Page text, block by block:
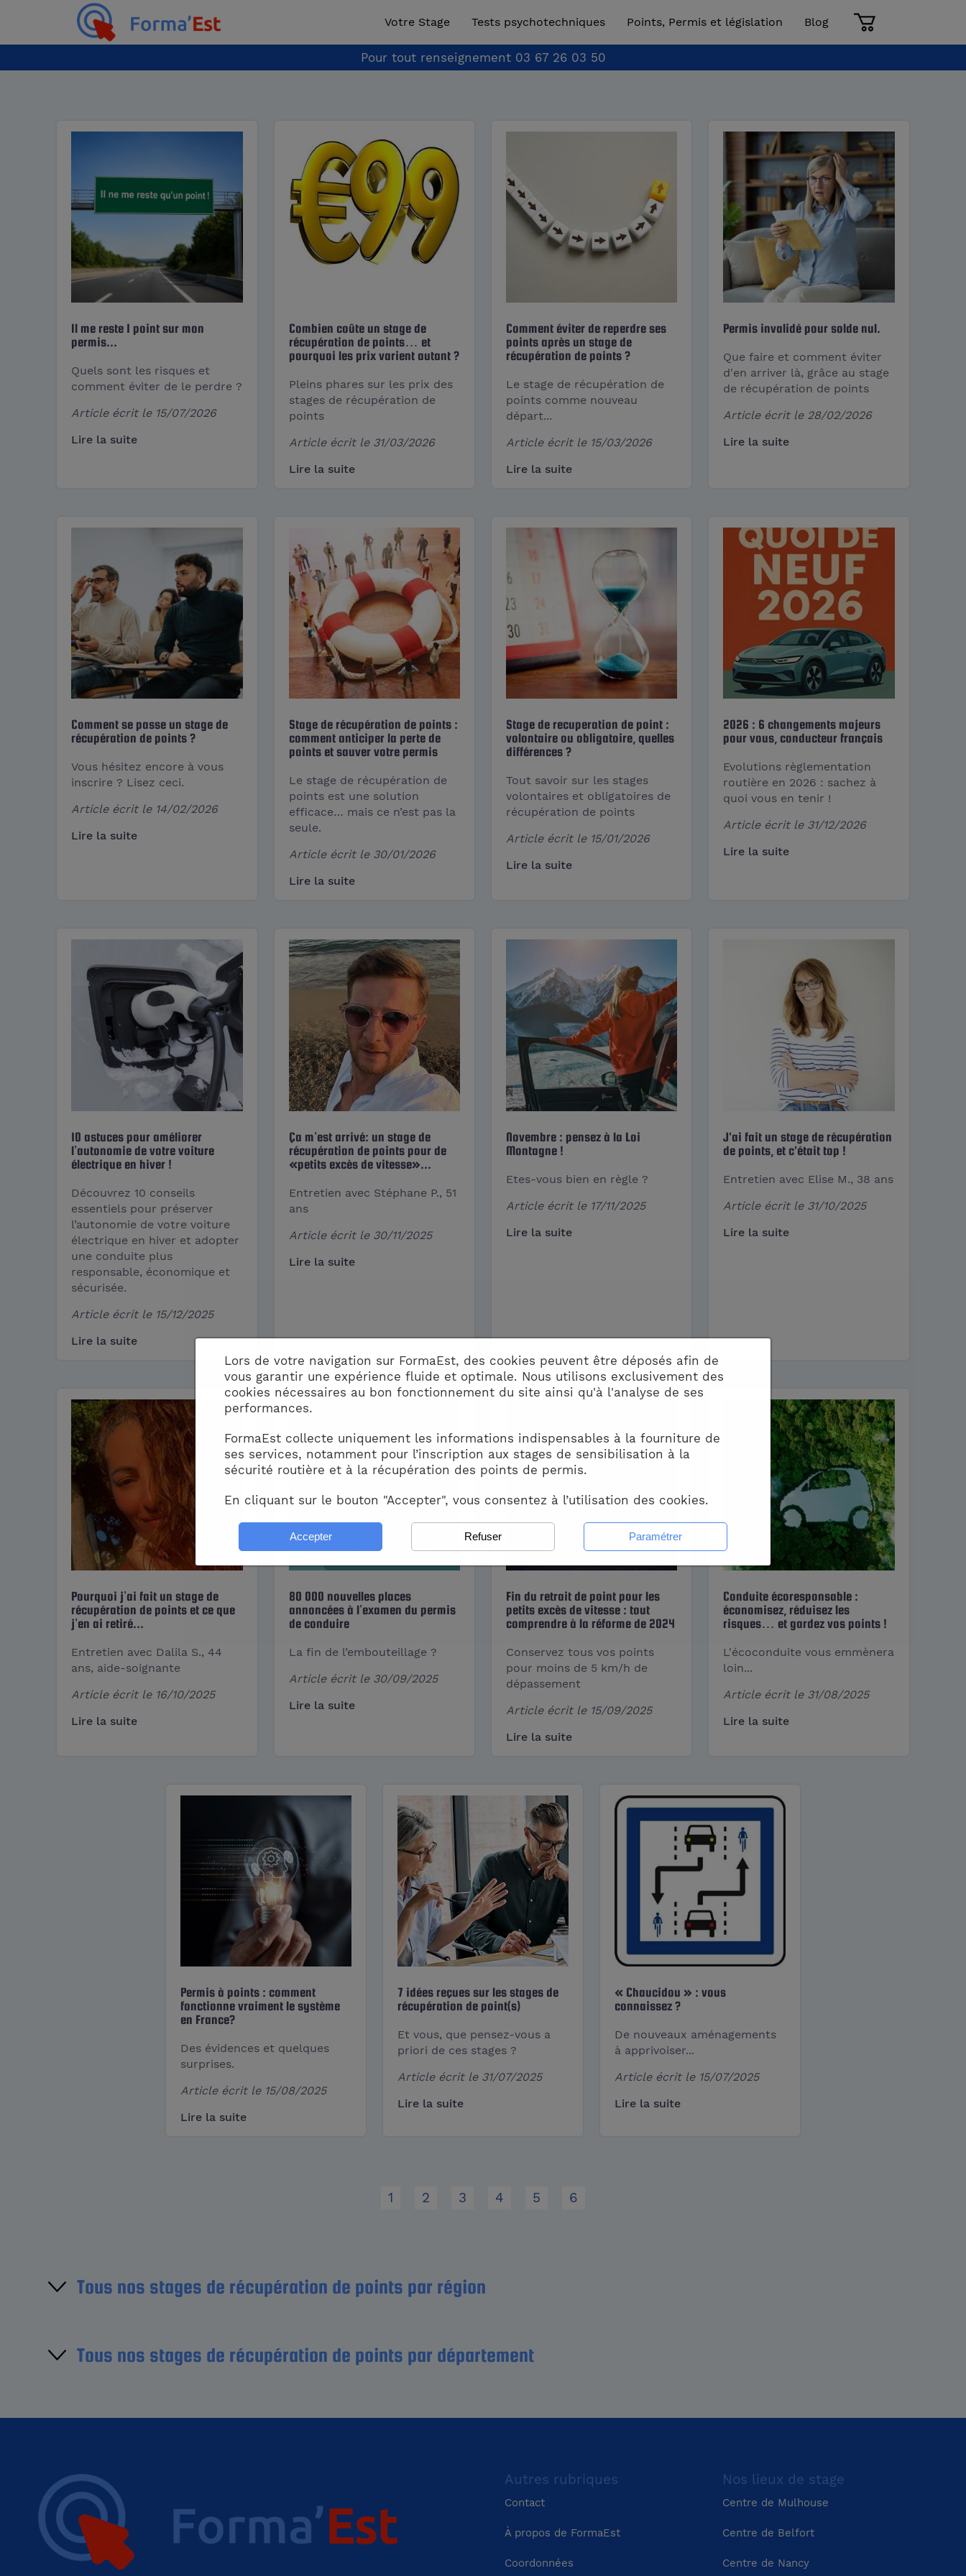
Votre Stage Tests psychotechniques Points, Permis et législation Blog
Pour tout renseignement 03 67 26 03 50
Il me reste 1 point sur mon
permis...
Quels sont les risques et
comment éviter de le perdre ?
Article écrit le 15/07/2026
Lire la suite
Combien coûte un stage de
récupération de points… et
pourquoi les prix varient autant ?
Pleins phares sur les prix des
stages de récupération de
points
Article écrit le 31/03/2026
Lire la suite
Comment éviter de reperdre ses
points après un stage de
récupération​ de points ?
Le stage de récupération de
points comme nouveau
départ...
Article écrit le 15/03/2026
Lire la suite
Permis invalidé pour solde nul.
Que faire et comment éviter
d'en arriver là, grâce au stage
de récupération de points
Article écrit le 28/02/2026
Lire la suite
Comment se passe un stage de
récupération de points ?
Vous hésitez encore à vous
inscrire ? Lisez ceci.
Article écrit le 14/02/2026
Lire la suite
Stage de récupération de points :
comment anticiper la perte de
points et sauver votre permis
Le stage de récupération de
points est une solution
efficace… mais ce n’est pas la
seule.
Article écrit le 30/01/2026
Lire la suite
Stage de recuperation de point :
volontaire ou obligatoire, quelles
différences ?
Tout savoir sur les stages
volontaires et obligatoires de
récupération de points
Article écrit le 15/01/2026
Lire la suite
2026 : 6 changements majeurs
pour vous, conducteur français
Evolutions règlementation
routière en 2026 : sachez à
quoi vous en tenir !
Article écrit le 31/12/2026
Lire la suite
10 astuces pour améliorer
l’autonomie de votre voiture
électrique en hiver !
Découvrez 10 conseils
essentiels pour préserver
l’autonomie de votre voiture
électrique en hiver et adopter
une conduite plus
responsable, économique et
sécurisée.
Article écrit le 15/12/2025
Lire la suite
Ça m’est arrivé: un stage de
récupération de points pour de
«petits excès de vitesse»...
Entretien avec Stéphane P., 51
ans
Article écrit le 30/11/2025
Lire la suite
Novembre : pensez à la Loi
Montagne !
Etes-vous bien en règle ?
Article écrit le 17/11/2025
Lire la suite
J'ai fait un stage de récupération
de points, et c'était top !
Entretien avec Elise M., 38 ans
Article écrit le 31/10/2025
Lire la suite
Pourquoi j’ai fait un stage de
récupération de points et ce que
j’en ai retiré...
Entretien avec Dalila S., 44
ans, aide-soignante
Article écrit le 16/10/2025
Lire la suite
80 000 nouvelles places
annoncées à l’examen du permis
de conduire
La fin de l’embouteillage ?
Article écrit le 30/09/2025
Lire la suite
Fin du retrait de point pour les
petits excès de vitesse : tout
comprendre à la réforme de 2024
Conservez tous vos points
pour moins de 5 km/h de
dépassement
Article écrit le 15/09/2025
Lire la suite
Conduite écoresponsable :
économisez, réduisez les
risques… et gardez vos points !
L'écoconduite vous emmènera
loin...
Article écrit le 31/08/2025
Lire la suite
Permis à points : comment
fonctionne vraiment le système
en France?
Des évidences et quelques
surprises.
Article écrit le 15/08/2025
Lire la suite
7 idées reçues sur les stages de
récupération de point(s)
Et vous, que pensez-vous a
priori de ces stages ?
Article écrit le 31/07/2025
Lire la suite
« Chaucidou » : vous
connaissez ?
De nouveaux aménagements
à apprivoiser...
Article écrit le 15/07/2025
Lire la suite
1 2 3 4 5 6
Tous nos stages de récupération de points par région
Région Corse
Tous nos stages de récupération de points par département
Creuse (23) Dordogne (24) Doubs (25) Drôme (26)
Autres rubriques
Contact
À propos de FormaEst
Coordonnées
Nos lieux de stage
Centre de Mulhouse
Centre de Belfort
Centre de Nancy
Lors de votre navigation sur FormaEst, des cookies peuvent être déposés afin de
vous garantir une expérience fluide et optimale. Nous utilisons exclusivement des
cookies nécessaires au bon fonctionnement du site ainsi qu'à l'analyse de ses
performances.
FormaEst collecte uniquement les informations indispensables à la fourniture de
ses services, notamment pour l’inscription aux stages de sensibilisation à la
sécurité routière et à la récupération des points de permis.
En cliquant sur le bouton "Accepter", vous consentez à l’utilisation des cookies.